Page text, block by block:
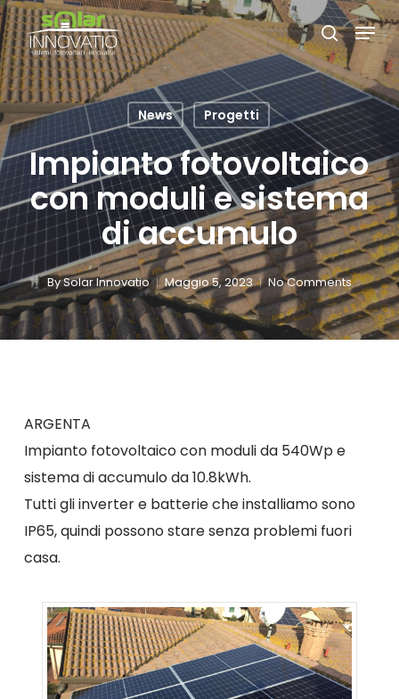
Skip
to
main
content
search
Menu
News Progetti
Impianto fotovoltaico
con moduli e sistema
di accumulo
BySolar Innovatio Maggio 5, 2023 No Comments
ARGENTA
Impianto fotovoltaico con moduli da 540Wp e
sistema di accumulo da 10.8kWh.
Tutti gli inverter e batterie che installiamo sono
IP65, quindi possono stare senza problemi fuori
casa.
Close
Menu